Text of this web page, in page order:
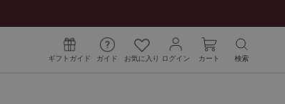
ギフトガイド ガイド お気に入り ログイン カート 検索